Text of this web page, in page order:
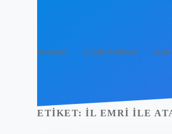
Anasayfa Gizlilik Politikası Yasal
ETIKET: İL EMRI ILE